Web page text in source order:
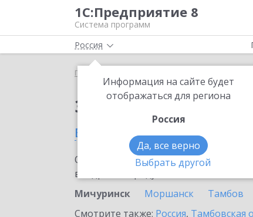
1С:Предприятие 8
Система программ
Россия
Информация на сайте будет
отображаться для региона
Россия
Да, все верно
Выбрать другой
Главная
Заказать
в Мичуринске
Ознакомьтесь с информационными
внедрение продукта.
Мичуринск
Моршанск Тамбов
Смотрите также: Россия, Тамбовская